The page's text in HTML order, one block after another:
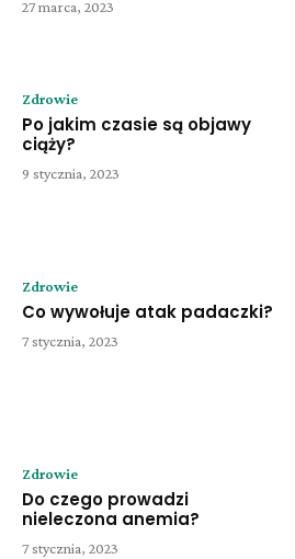
27 marca, 2023
Zdrowie
Po jakim czasie są objawy
ciąży?
9 stycznia, 2023
Zdrowie
Co wywołuje atak padaczki?
7 stycznia, 2023
Zdrowie
Do czego prowadzi
nieleczona anemia?
7 stycznia, 2023